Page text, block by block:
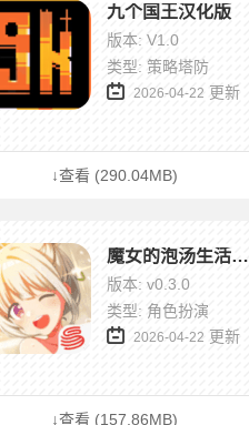
九个国王汉化版
版本: V1.0
类型: 策略塔防
2026-04-22 更新
↓查看 (290.04MB)
魔女的泡汤生活汉化版
版本: v0.3.0
类型: 角色扮演
2026-04-22 更新
↓查看 (157.86MB)